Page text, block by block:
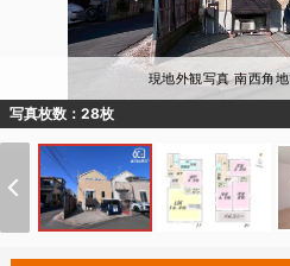
現地外観写真 南西角
写真枚数：28枚